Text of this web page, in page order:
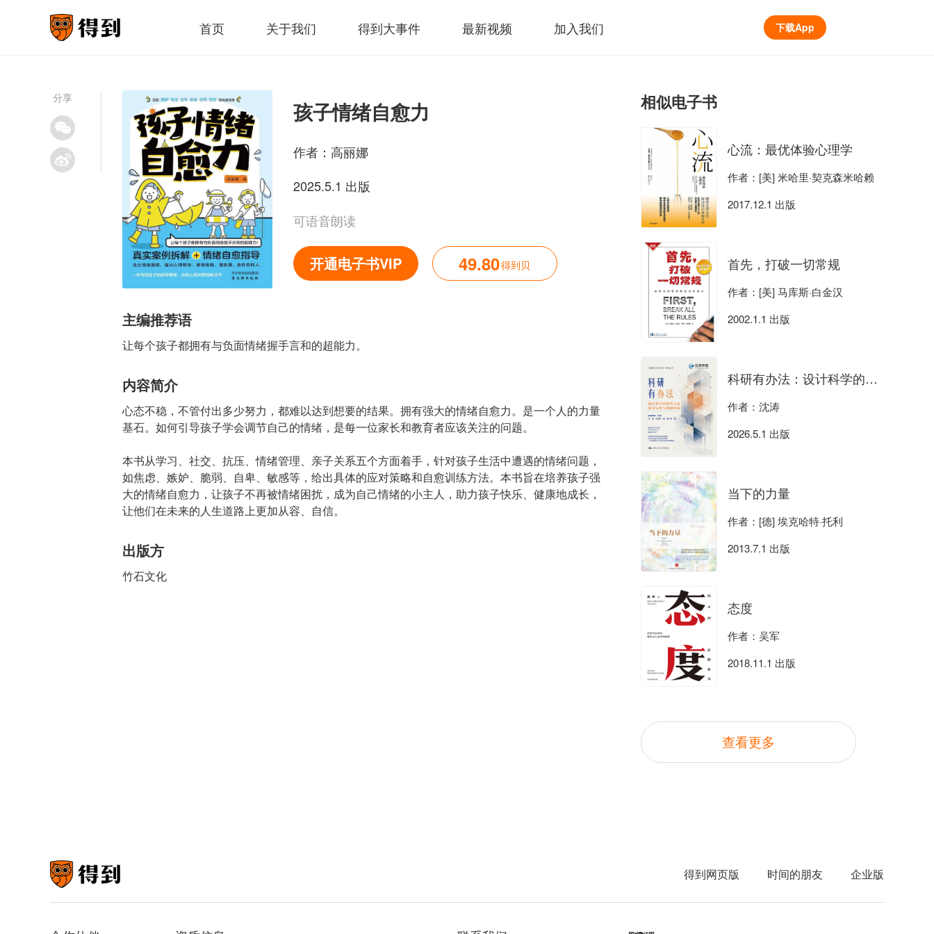
首页 关于我们 得到大事件 最新视频 加入我们 下载App
分享
孩子情绪自愈力
作者： 高丽娜
2025.5.1 出版
可语音朗读
开通电子书VIP 49.80得到贝
主编推荐语
让每个孩子都拥有与负面情绪握手言和的超能力。
内容简介
心态不稳，不管付出多少努力，都难以达到想要的结果。拥有强大的情绪自愈力。是一个人的力量
基石。如何引导孩子学会调节自己的情绪，是每一位家长和教育者应该关注的问题。
本书从学习、社交、抗压、情绪管理、亲子关系五个方面着手，针对孩子生活中遭遇的情绪问题，
如焦虑、嫉妒、脆弱、自卑、敏感等，给出具体的应对策略和自愈训练方法。本书旨在培养孩子强
大的情绪自愈力，让孩子不再被情绪困扰，成为自己情绪的小主人，助力孩子快乐、健康地成长，
让他们在未来的人生道路上更加从容、自信。
出版方
竹石文化
相似电子书
心流：最优体验心理学
作者：[美] 米哈里·契克森米哈赖
2017.12.1 出版
首先，打破一切常规
作者：[美] 马库斯·白金汉
2002.1.1 出版
科研有办法：设计科学的研究方法、论文写作与课题申报
作者：沈涛
2026.5.1 出版
当下的力量
作者：[德] 埃克哈特·托利
2013.7.1 出版
态度
作者：吴军
2018.11.1 出版
查看更多
得到网页版 时间的朋友 企业版